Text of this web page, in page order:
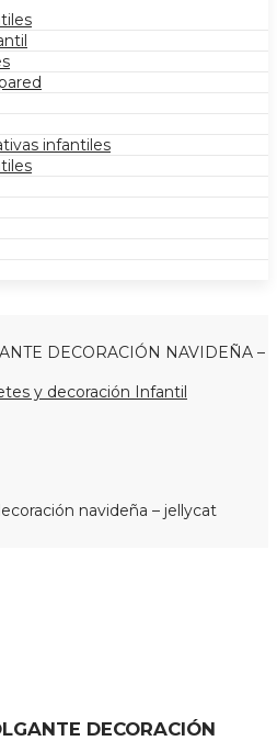
infantiles
DECORACIÓN NAVIDEÑA –
y decoración Infantil
navideña – jellycat
DECORACIÓN